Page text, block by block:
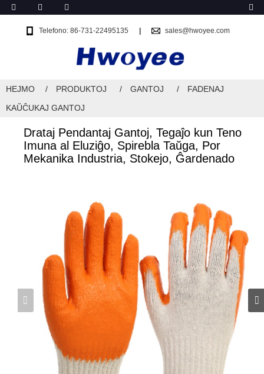
Telefono: 86-731-22495135 sales@hwoyee.com
HEJMO PRODUKTOJ GANTOJ
FADENAJ
KAŬĈUKAJ GANTOJ
Drataj Pendantaj Gantoj, Tegaĵo kun Teno
Imuna al Eluziĝo, Spirebla Taŭga, Por
Mekanika Industria, Stokejo, Ĝardenado